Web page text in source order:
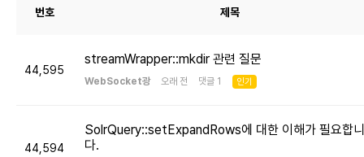
번호 제목
44,595
streamWrapper::mkdir 관련 질문
WebSocket광 오래 전 댓글 1 인기
44,594
SolrQuery::setExpandRows에 대한 이해가 필요합니
다.